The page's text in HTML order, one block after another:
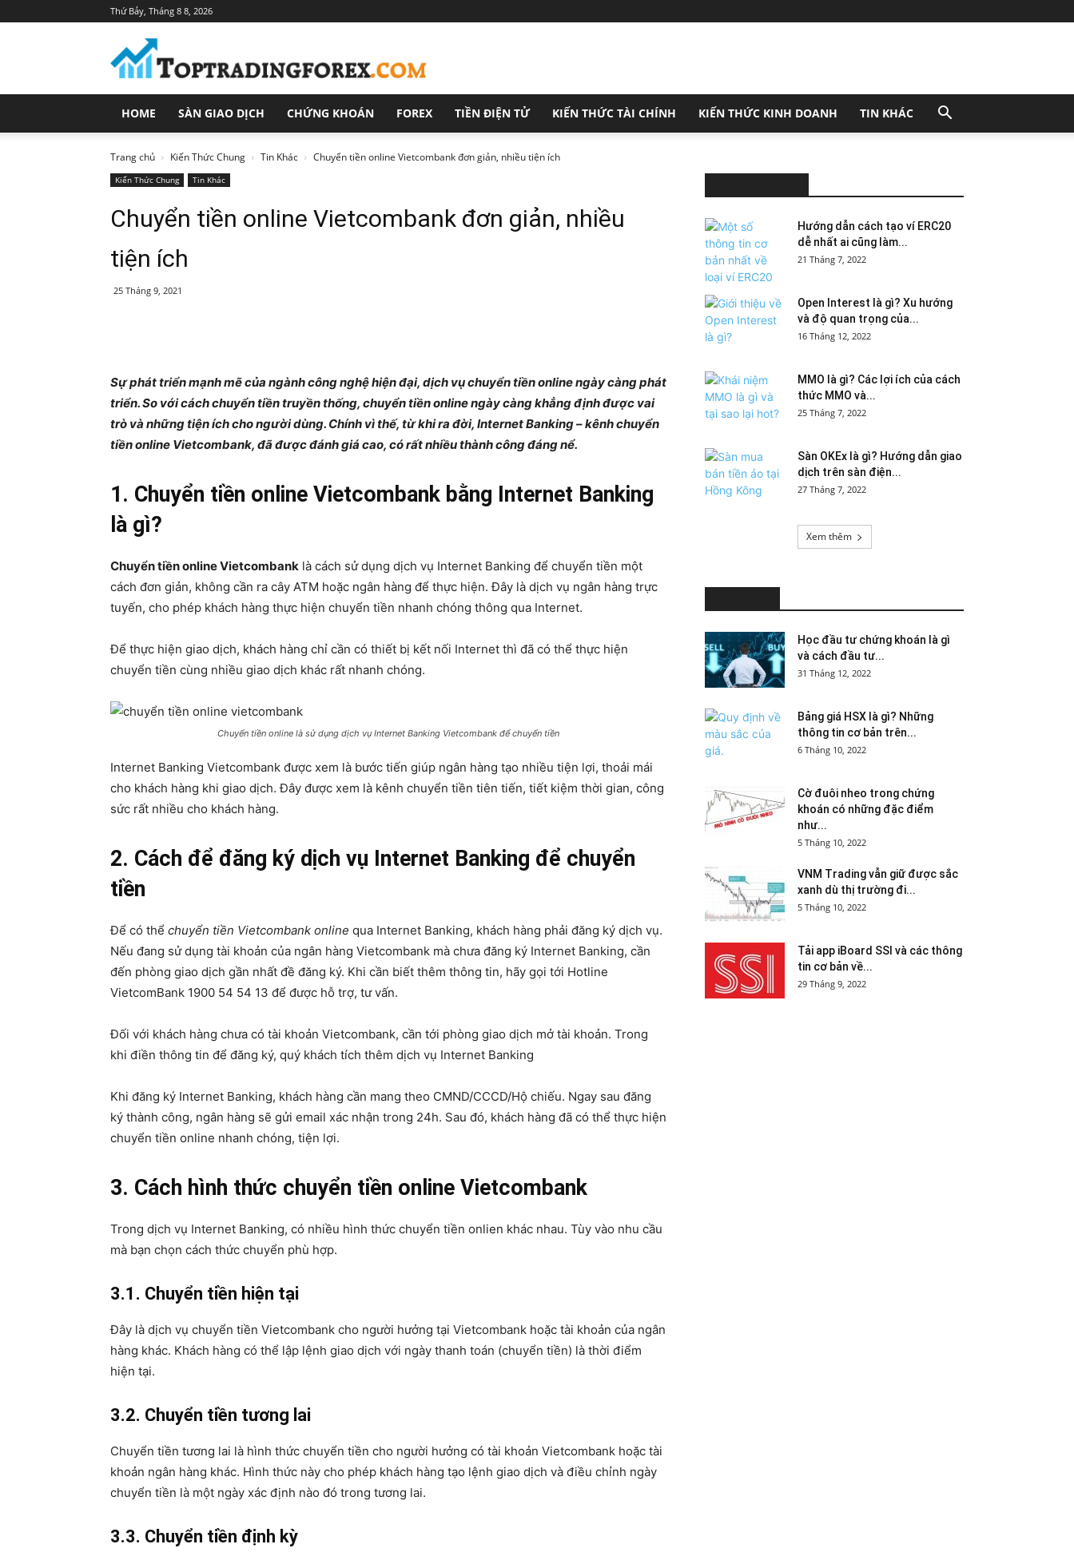
Thứ Bảy, Tháng 8 8, 2026
Trang
Tin
Tức
Đầu
Tư
Chính
HOME SÀN GIAO DỊCH CHỨNG KHOÁN FOREX TIỀN ĐIỆN TỬ KIẾN THỨC TÀI CHÍNH KIẾN THỨC KINH DOANH TIN KHÁC
Trang chủ Kiến Thức Chung Tin Khác Chuyển tiền online Vietcombank đơn giản, nhiều tiện ích
Kiến Thức Chung Tin Khác
Chuyển tiền online Vietcombank đơn giản, nhiều
tiện ích
25 Tháng 9, 2021
Sự phát triển mạnh mẽ của ngành công nghệ hiện đại, dịch vụ chuyển tiền online ngày càng phát
triển. So với cách chuyển tiền truyền thống, chuyển tiền online ngày càng khẳng định được vai
trò và những tiện ích cho người dùng. Chính vì thế, từ khi ra đời, Internet Banking – kênh chuyển
tiền online Vietcombank, đã được đánh giá cao, có rất nhiều thành công đáng nể.
1. Chuyển tiền online Vietcombank bằng Internet Banking
là gì?
Chuyển tiền online Vietcombank là cách sử dụng dịch vụ Internet Banking để chuyển tiền một
cách đơn giản, không cần ra cây ATM hoặc ngân hàng để thực hiện. Đây là dịch vụ ngân hàng trực
tuyến, cho phép khách hàng thực hiện chuyển tiền nhanh chóng thông qua Internet.
Để thực hiện giao dịch, khách hàng chỉ cần có thiết bị kết nối Internet thì đã có thể thực hiện
chuyển tiền cùng nhiều giao dịch khác rất nhanh chóng.
Chuyển tiền online là sử dụng dịch vụ Internet Banking Vietcombank để chuyển tiền
Internet Banking Vietcombank được xem là bước tiến giúp ngân hàng tạo nhiều tiện lợi, thoải mái
cho khách hàng khi giao dịch. Đây được xem là kênh chuyển tiền tiên tiến, tiết kiệm thời gian, công
sức rất nhiều cho khách hàng.
2. Cách để đăng ký dịch vụ Internet Banking để chuyển
tiền
Để có thể chuyển tiền Vietcombank online qua Internet Banking, khách hàng phải đăng ký dịch vụ.
Nếu đang sử dụng tài khoản của ngân hàng Vietcombank mà chưa đăng ký Internet Banking, cần
đến phòng giao dịch gần nhất đề đăng ký. Khi cần biết thêm thông tin, hãy gọi tới Hotline
VietcomBank 1900 54 54 13 để được hỗ trợ, tư vấn.
Đối với khách hàng chưa có tài khoản Vietcombank, cần tới phòng giao dịch mở tài khoản. Trong
khi điền thông tin để đăng ký, quý khách tích thêm dịch vụ Internet Banking
Khi đăng ký Internet Banking, khách hàng cần mang theo CMND/CCCD/Hộ chiếu. Ngay sau đăng
ký thành công, ngân hàng sẽ gửi email xác nhận trong 24h. Sau đó, khách hàng đã có thể thực hiện
chuyển tiền online nhanh chóng, tiện lợi.
3. Cách hình thức chuyển tiền online Vietcombank
Trong dịch vụ Internet Banking, có nhiều hình thức chuyển tiền onlien khác nhau. Tùy vào nhu cầu
mà bạn chọn cách thức chuyển phù hợp.
3.1. Chuyển tiền hiện tại
Đây là dịch vụ chuyển tiền Vietcombank cho người hưởng tại Vietcombank hoặc tài khoản của ngân
hàng khác. Khách hàng có thể lập lệnh giao dịch với ngày thanh toán (chuyển tiền) là thời điểm
hiện tại.
3.2. Chuyển tiền tương lai
Chuyển tiền tương lai là hình thức chuyển tiền cho người hưởng có tài khoản Vietcombank hoặc tài
khoản ngân hàng khác. Hình thức này cho phép khách hàng tạo lệnh giao dịch và điều chỉnh ngày
chuyển tiền là một ngày xác định nào đó trong tương lai.
3.3. Chuyển tiền định kỳ
Hướng dẫn cách tạo ví ERC20
dễ nhất ai cũng làm...
21 Tháng 7, 2022
Open Interest là gì? Xu hướng
và độ quan trọng của...
16 Tháng 12, 2022
MMO là gì? Các lợi ích của cách
thức MMO và...
25 Tháng 7, 2022
Sàn OKEx là gì? Hướng dẫn giao
dịch trên sàn điện...
27 Tháng 7, 2022
Xem thêm
Học đầu tư chứng khoán là gì
và cách đầu tư...
31 Tháng 12, 2022
Bảng giá HSX là gì? Những
thông tin cơ bản trên...
6 Tháng 10, 2022
Cờ đuôi nheo trong chứng
khoán có những đặc điểm
như...
5 Tháng 10, 2022
VNM Trading vẫn giữ được sắc
xanh dù thị trường đi...
5 Tháng 10, 2022
Tải app iBoard SSI và các thông
tin cơ bản về...
29 Tháng 9, 2022